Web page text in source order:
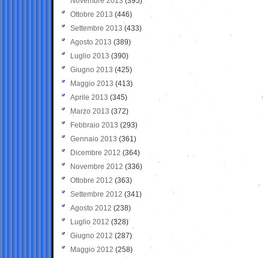
Ottobre 2013 (446)
Settembre 2013 (433)
Agosto 2013 (389)
Luglio 2013 (390)
Giugno 2013 (425)
Maggio 2013 (413)
Aprile 2013 (345)
Marzo 2013 (372)
Febbraio 2013 (293)
Gennaio 2013 (361)
Dicembre 2012 (364)
Novembre 2012 (336)
Ottobre 2012 (363)
Settembre 2012 (341)
Agosto 2012 (238)
Luglio 2012 (328)
Giugno 2012 (287)
Maggio 2012 (258)